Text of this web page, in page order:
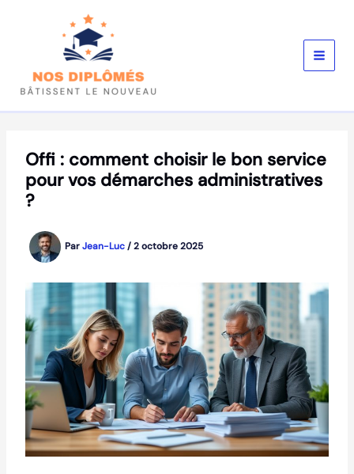
Offi : comment choisir le bon service
pour vos démarches administratives
?
ParJean-Luc/2 octobre 2025